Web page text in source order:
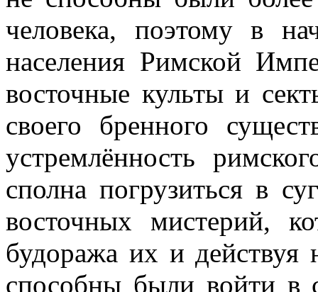
человека, поэтому в
населения Римской
восточные культы и
своего бренного
устремлённость
сполна погрузиться в
восточных мистерий,
будоража их и действуя
способны были войти в